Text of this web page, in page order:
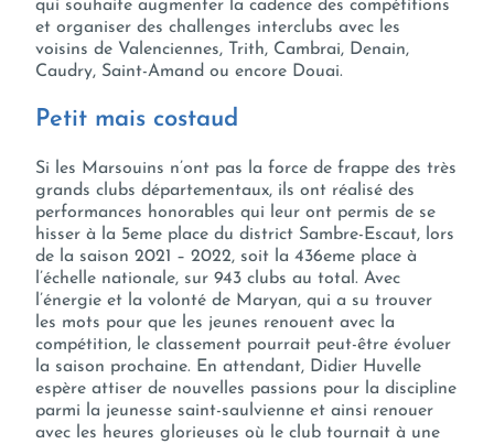
qui souhaite augmenter la cadence des compétitions
et organiser des challenges interclubs avec les
voisins de Valenciennes, Trith, Cambrai, Denain,
Caudry, Saint-Amand ou encore Douai.
Petit mais costaud
Si les Marsouins n’ont pas la force de frappe des très
grands clubs départementaux, ils ont réalisé des
performances honorables qui leur ont permis de se
hisser à la 5eme place du district Sambre-Escaut, lors
de la saison 2021 – 2022, soit la 436eme place à
l’échelle nationale, sur 943 clubs au total. Avec
l’énergie et la volonté de Maryan, qui a su trouver
les mots pour que les jeunes renouent avec la
compétition, le classement pourrait peut-être évoluer
la saison prochaine. En attendant, Didier Huvelle
espère attiser de nouvelles passions pour la discipline
parmi la jeunesse saint-saulvienne et ainsi renouer
avec les heures glorieuses où le club tournait à une